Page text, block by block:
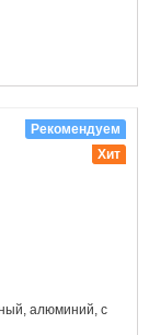
алюминий, с
Рекомендуем
Хит